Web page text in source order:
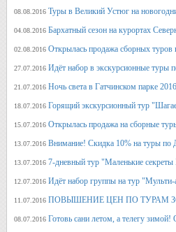
08.08.2016 Туры в Великий Устюг на
04.08.2016 Бархатный сезон на курортах
02.08.2016 Открылась продажа сборных туров
27.07.2016 Идёт набор в экскурсионные туры
21.07.2016 Ночь света в Гатчинском парке
18.07.2016 Горящий экскурсионный тур
15.07.2016 Открылась продажа на сборные
13.07.2016 Внимание! Скидка 10% на туры по
13.07.2016 7-дневный тур "Маленькие
12.07.2016 Идёт набор группы на тур
11.07.2016 ПОВЫШЕНИЕ ЦЕН ПО ТУРАМ
08.07.2016 Готовь сани летом, а